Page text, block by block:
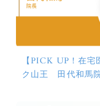
【PICK UP！在
ク山王 田代和馬